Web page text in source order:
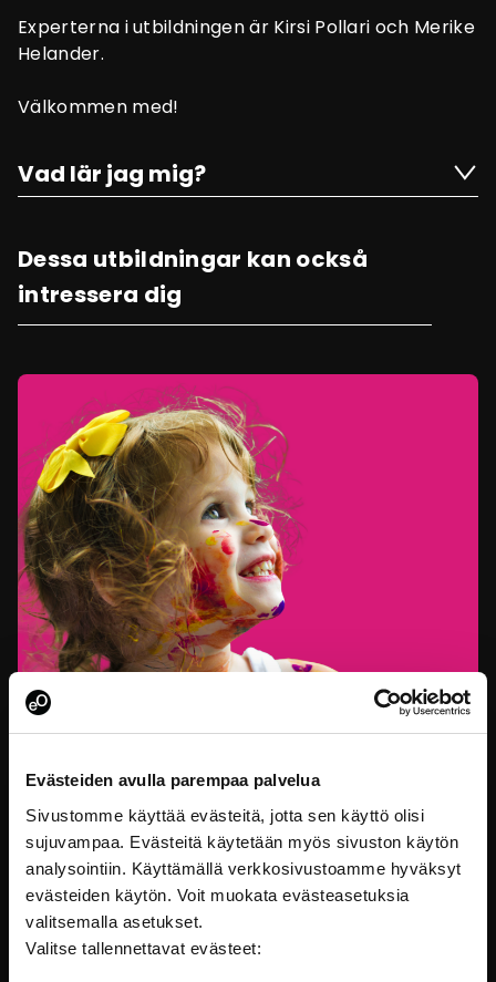
Evästeiden avulla parempaa palvelua
Sivustomme käyttää evästeitä, jotta sen käyttö olisi
sujuvampaa. Evästeitä käytetään myös sivuston käytön
analysointiin. Käyttämällä verkkosivustoamme hyväksyt
evästeiden käytön. Voit muokata evästeasetuksia
valitsemalla asetukset.
Valitse tallennettavat evästeet:
Experterna i utbildningen är Kirsi Pollari och Merike
Helander.
Välkommen med!
Vad lär jag mig?
Dessa utbildningar kan också
intressera dig
Inledning till barnets rättigheter - Säkerställ att
Denna utbildning är den första delen av den nationella
barnstrategins
Barnets rättigheter